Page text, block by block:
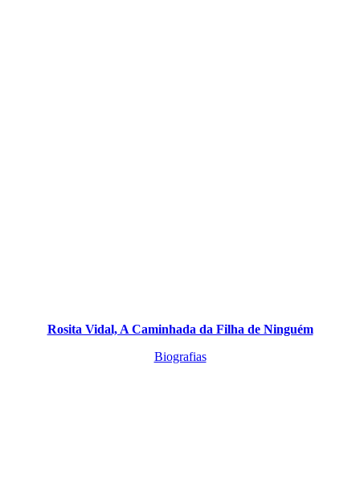
Rosita Vidal, A Caminhada da Filha de Ninguém
Biografias